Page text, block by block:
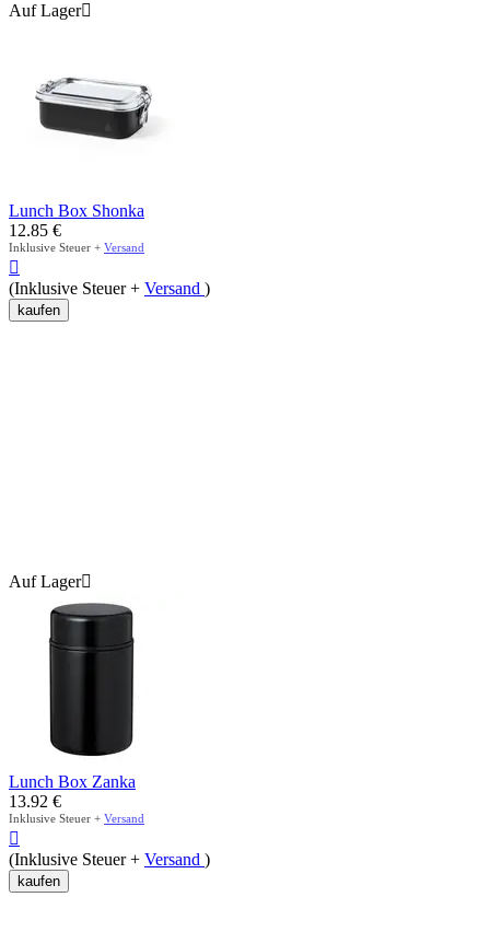
Auf Lager
Lunch Box Shonka
12.85 €
Inklusive Steuer + Versand

(Inklusive Steuer + Versand )
kaufen
Auf Lager
Lunch Box Zanka
13.92 €
Inklusive Steuer + Versand

(Inklusive Steuer + Versand )
kaufen